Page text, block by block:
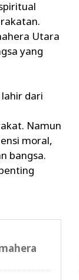
Utara
yang
dari
Namun
moral,
bangsa.